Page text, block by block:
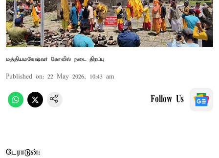
மத்தியமகேஷ்வர் கோவில் நடை திறப்பு
Published on: 22 May 2026, 10:43 am
Follow Us
டேராடூன்: